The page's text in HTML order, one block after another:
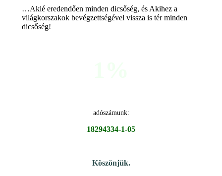
…Akié eredendően minden dicsőség, és Akihez a
világkorszakok bevégzettségével vissza is tér minden
dicsőség!
adószámunk:
18294334-1-05
Köszönjük.